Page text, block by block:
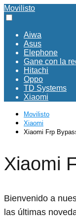
Movilisto
Aiwa
Asus
Elephone
Gane con la
Hitachi
Oppo
TD Systems
Xiaomi
Movilisto
Xiaomi
Xiaomi Frp
Xiaomi
Bienvenido a
las últimas